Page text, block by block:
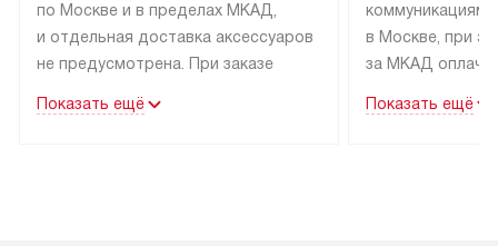
по Москве и в пределах МКАД,
и отдельная доставка аксессуаров
не предусмотрена. При заказе
рекомендуем обсудить
Показать ещё
коммуникациям
в Москве, при
за МКАД
партнера
Показать ещё